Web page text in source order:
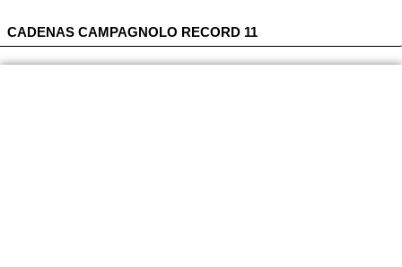
CADENAS CAMPAGNOLO RECORD 11